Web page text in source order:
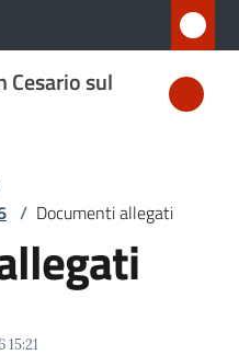
Cesario sul
/ Documenti allegati